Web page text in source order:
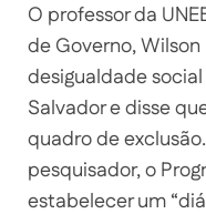
O professor da
de Governo,
desigualdade
Salvador e disse
quadro de
pesquisador, o
estabelecer um